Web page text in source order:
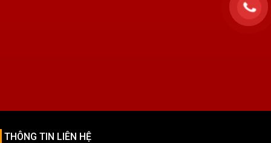
THÔNG TIN LIÊN HỆ